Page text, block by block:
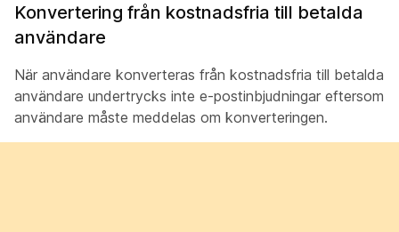
Konvertering från kostnadsfria till betalda
användare
När användare konverteras från kostnadsfria till betalda
användare undertrycks inte e-postinbjudningar eftersom
användare måste meddelas om konverteringen.